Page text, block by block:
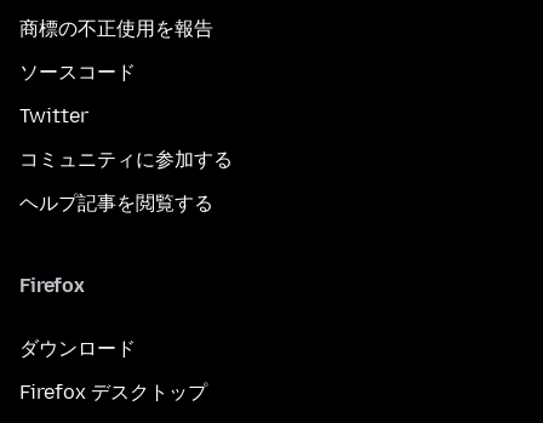
商標の不正使用を報告
ソースコード
Twitter
コミュニティに参加する
ヘルプ記事を閲覧する
Firefox
ダウンロード
Firefox デスクトップ